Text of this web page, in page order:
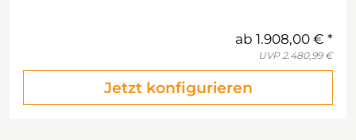
ab 1.908,00 €
UVP 2.480,99 €
Jetzt konfigurieren